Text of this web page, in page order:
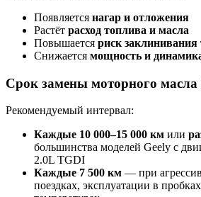
Появляется нагар и отложения
Растёт расход топлива и масла
Повышается риск
Снижается мощность и
Срок замены моторного масла
Рекомендуемый интервал:
Каждые 10 000–15 000 км или
большинства моделей Geely с
2.0L TGDI
Каждые 7 500 км — при
поездках, эксплуатации в